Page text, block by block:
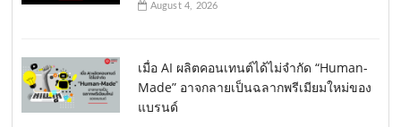
August 4, 2026
เมื่อ AI ผลิตคอนเทนต์ได้ไม่จำกัด “Human-
Made” อาจกลายเป็นฉลากพรีเมียมใหม่ของ
แบรนด์